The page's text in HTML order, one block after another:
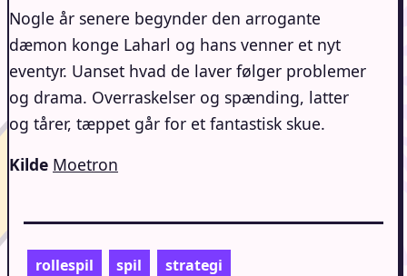
Nogle år senere begynder den arrogante
dæmon konge Laharl og hans venner et nyt
eventyr. Uanset hvad de laver følger problemer
og drama. Overraskelser og spænding, latter
og tårer, tæppet går for et fantastisk skue.
Kilde Moetron
rollespil spil strategi